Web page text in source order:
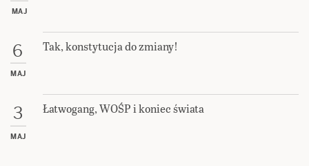
MAJ
6
MAJ
Tak, konstytucja do zmiany!
3
MAJ
Łatwogang, WOŚP i koniec świata